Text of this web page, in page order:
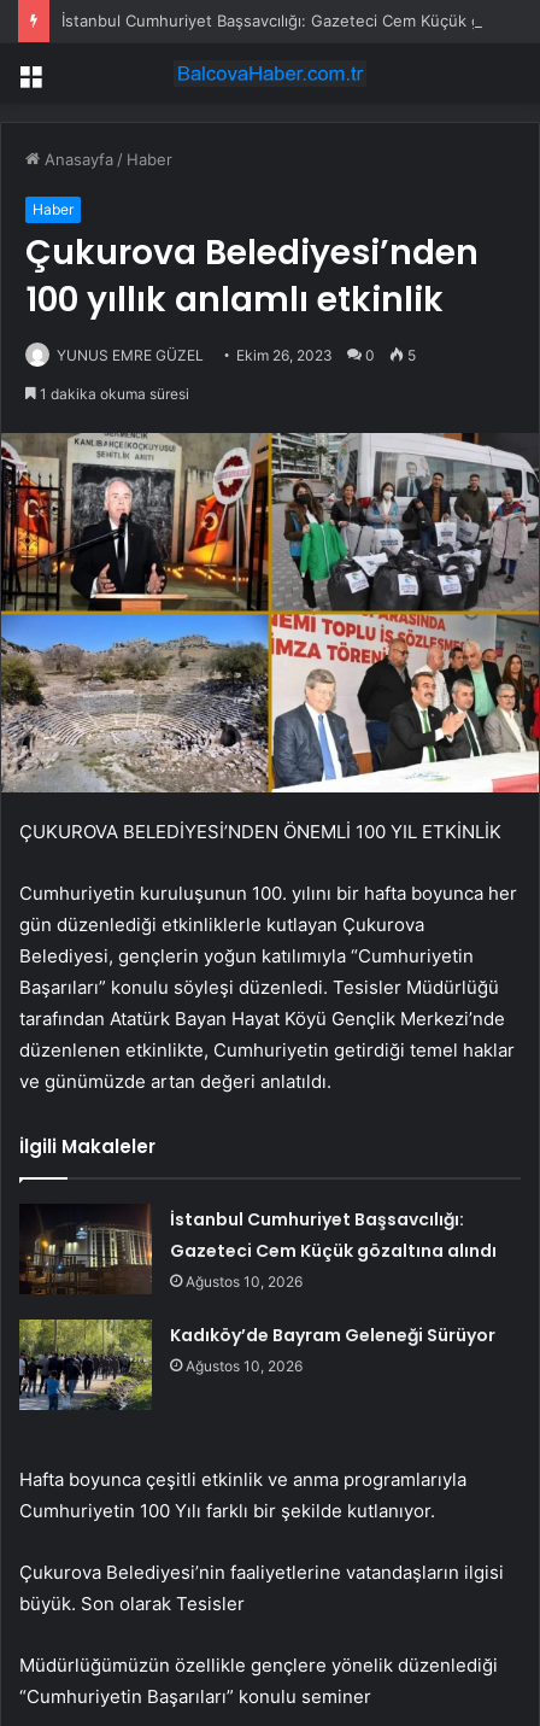
Menü
Anasayfa / Haber
Haber
Çukurova Belediyesi’nden
100 yıllık anlamlı etkinlik
YUNUS EMRE GÜZEL Ekim 26, 2023 0 5
1 dakika okuma süresi
ÇUKUROVA BELEDİYESİ’NDEN ÖNEMLİ 100 YIL ETKİNLİK
Cumhuriyetin kuruluşunun 100. yılını bir hafta boyunca her
gün düzenlediği etkinliklerle kutlayan Çukurova
Belediyesi, gençlerin yoğun katılımıyla “Cumhuriyetin
Başarıları” konulu söyleşi düzenledi. Tesisler Müdürlüğü
tarafından Atatürk Bayan Hayat Köyü Gençlik Merkezi’nde
düzenlenen etkinlikte, Cumhuriyetin getirdiği temel haklar
ve günümüzde artan değeri anlatıldı.
İlgili Makaleler
İstanbul Cumhuriyet Başsavcılığı:
Gazeteci Cem Küçük gözaltına alındı
Ağustos 10, 2026
Kadıköy’de Bayram Geleneği Sürüyor
Ağustos 10, 2026
Hafta boyunca çeşitli etkinlik ve anma programlarıyla
Cumhuriyetin 100 Yılı farklı bir şekilde kutlanıyor.
Çukurova Belediyesi’nin faaliyetlerine vatandaşların ilgisi
büyük. Son olarak Tesisler
Müdürlüğümüzün özellikle gençlere yönelik düzenlediği
“Cumhuriyetin Başarıları” konulu seminer